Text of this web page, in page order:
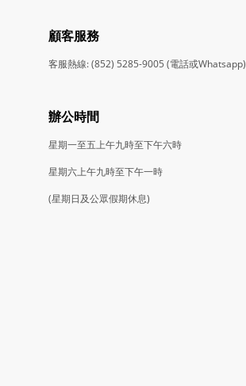
顧客服務
客服熱線: (852) 5285-9005 (電話或Whatsapp)
辦公時間
星期一至五上午九時至下午六時
星期六上午九時至下午一時
(星期日及公眾假期休息)